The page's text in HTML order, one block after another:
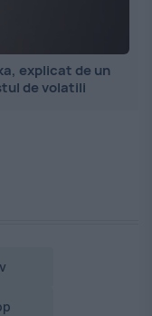
explicat de un
de volatili